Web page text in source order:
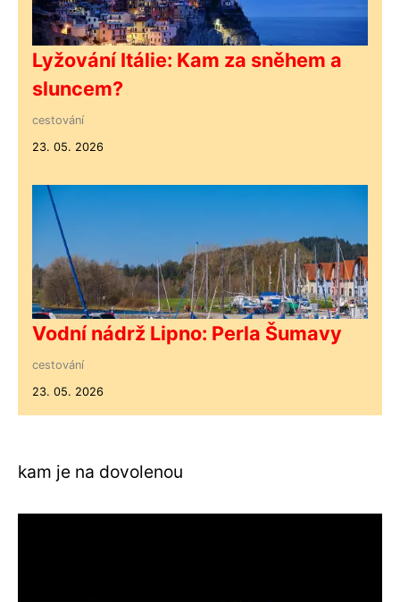
Lyžování Itálie: Kam za sněhem a
sluncem?
cestování
23. 05. 2026
Vodní nádrž Lipno: Perla Šumavy
cestování
23. 05. 2026
kam je na dovolenou